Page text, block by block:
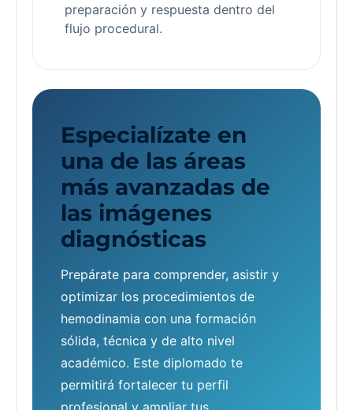
preparación y respuesta dentro del
flujo procedural.
Especialízate en
una de las áreas
más avanzadas de
las imágenes
diagnósticas
Prepárate para comprender, asistir y
optimizar los procedimientos de
hemodinamia con una formación
sólida, técnica y de alto nivel
académico. Este diplomado te
permitirá fortalecer tu perfil